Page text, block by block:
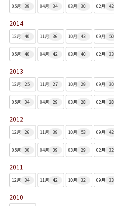
05月 39 04月 34 03月 30 02月 42
2014
12月 40 11月 36 10月 43 09月 50
05月 40 04月 42 03月 40 02月 33
2013
12月 25 11月 27 10月 29 09月 30
05月 34 04月 29 03月 28 02月 28
2012
12月 26 11月 39 10月 53 09月 42
05月 30 04月 39 03月 29 02月 32
2011
12月 34 11月 42 10月 32 09月 33
2010